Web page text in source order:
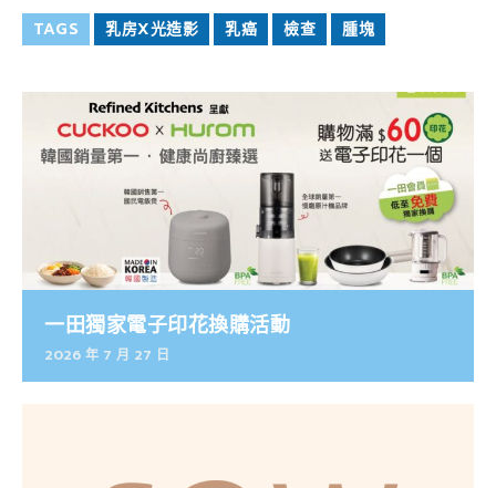
TAGS 乳房X光造影 乳癌 檢查 腫塊
一田獨家電子印花換購活動
2026 年 7 月 27 日